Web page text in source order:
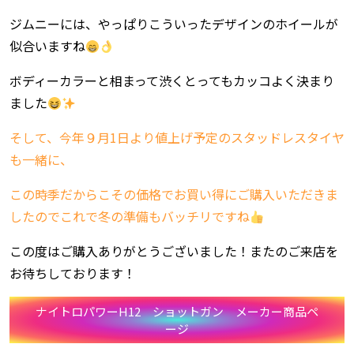
ジムニーには、やっぱりこういったデザインのホイールが
似合いますね
ボディーカラーと相まって渋くとってもカッコよく決まり
ました
そして、今年９月1日より値上げ予定のスタッドレスタイヤ
も一緒に、
この時季だからこその価格でお買い得にご購入いただきま
したのでこれで冬の準備もバッチリですね
この度はご購入ありがとうございました！またのご来店を
お待ちしております！
ナイトロパワーH12 ショットガン メーカー商品ペ
ージ